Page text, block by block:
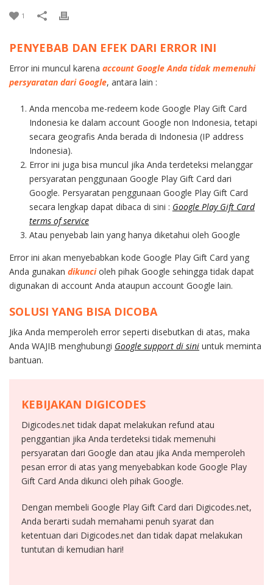
1
PENYEBAB DAN EFEK DARI ERROR INI
Error ini muncul karena account Google Anda tidak memenuhi
persyaratan dari Google, antara lain :
Anda mencoba me-redeem kode Google Play Gift Card
Indonesia ke dalam account Google non Indonesia, tetapi
secara geografis Anda berada di Indonesia (IP address
Indonesia).
Error ini juga bisa muncul jika Anda terdeteksi melanggar
persyaratan penggunaan Google Play Gift Card dari
Google. Persyaratan penggunaan Google Play Gift Card
secara lengkap dapat dibaca di sini : Google Play Gift Card
terms of service
Atau penyebab lain yang hanya diketahui oleh Google
Error ini akan menyebabkan kode Google Play Gift Card yang
Anda gunakan dikunci oleh pihak Google sehingga tidak dapat
digunakan di account Anda ataupun account Google lain.
SOLUSI YANG BISA DICOBA
Jika Anda memperoleh error seperti disebutkan di atas, maka
Anda WAJIB menghubungi Google support di sini untuk meminta
bantuan.
KEBIJAKAN DIGICODES
Digicodes.net tidak dapat melakukan refund atau
penggantian jika Anda terdeteksi tidak memenuhi
persyaratan dari Google dan atau jika Anda memperoleh
pesan error di atas yang menyebabkan kode Google Play
Gift Card Anda dikunci oleh pihak Google.
Dengan membeli Google Play Gift Card dari Digicodes.net,
Anda berarti sudah memahami penuh syarat dan
ketentuan dari Digicodes.net dan tidak dapat melakukan
tuntutan di kemudian hari!